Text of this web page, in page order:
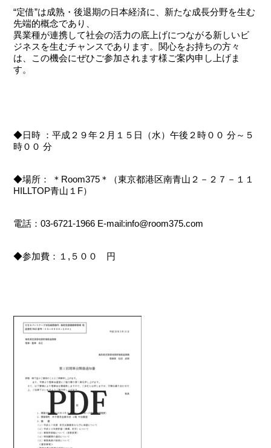
“定借”は成熟・後退期の日本経済に、新たな成長分野を生む
先端的概念であり、
異業種が連携して社会の活力の底上げにつながる新しいビ
ジネスを生むチャンスであります。関心をお持ちの方々
は、この機会にぜひご参加されます様ご案内申し上げま
す。
◆日時 ：平成２９年２月１５日（水）午後２時００ 分～５
時００ 分
◆場所： ＊Room375＊（東京都港区南青山２－２７－１１
HILLTOP青山１F）
電話：03-6721-1966 E-mail:info@room375.com
◆参加費：１,５００ 円